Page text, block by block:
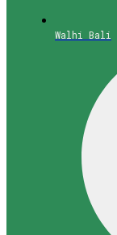
Walhi Bali